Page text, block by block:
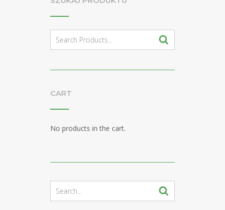
for:
CART
No products in the cart.